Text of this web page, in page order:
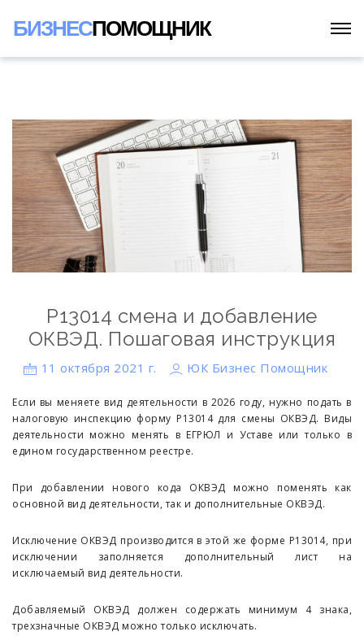
БИЗНЕСПОМОЩНИК
Р13014 смена и добавление
ОКВЭД. Пошаговая инструкция
11 октября 2021 г. ЮК Бизнес Помощник
Если вы меняете вид деятельности в 2026 году, нужно подать в
налоговую инспекцию форму Р13014 для смены ОКВЭД. Виды
деятельности можно менять в ЕГРЮЛ и Уставе или только в
едином государственном реестре.
При добавлении нового кода ОКВЭД можно поменять как
основной вид деятельности, так и дополнительные ОКВЭД.
Исключение ОКВЭД производится в этой же форме Р13014, при
исключении заполняется дополнительный лист на
исключаемый вид деятельности.
Добавляемый ОКВЭД должен содержать минимум 4 знака,
трехзначные ОКВЭД можно только исключать.